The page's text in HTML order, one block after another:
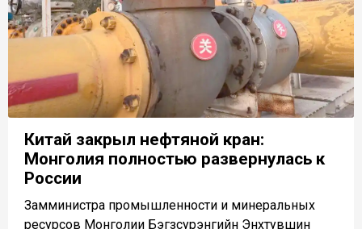
Китай закрыл нефтяной кран:
Монголия полностью развернулась к
России
Замминистра промышленности и минеральных
ресурсов Монголии Бэгзсурэнгийн Энхтувшин